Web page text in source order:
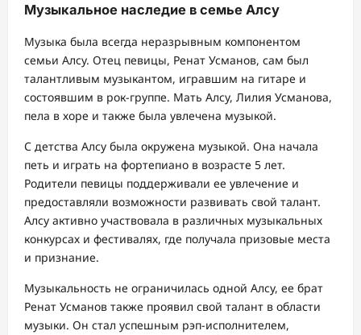
Музыкальное наследие в семье Алсу
Музыка была всегда неразрывным компонентом
семьи Алсу. Отец певицы, Ренат Усманов, сам был
талантливым музыкантом, игравшим на гитаре и
состоявшим в рок-группе. Мать Алсу, Лилия Усманова,
пела в хоре и также была увлечена музыкой.
С детства Алсу была окружена музыкой. Она начала
петь и играть на фортепиано в возрасте 5 лет.
Родители певицы поддерживали ее увлечение и
предоставляли возможности развивать свой талант.
Алсу активно участвовала в различных музыкальных
конкурсах и фестивалях, где получала призовые места
и признание.
Музыкальность не ограничилась одной Алсу, ее брат
Ренат Усманов также проявил свой талант в области
музыки. Он стал успешным рэп-исполнителем,